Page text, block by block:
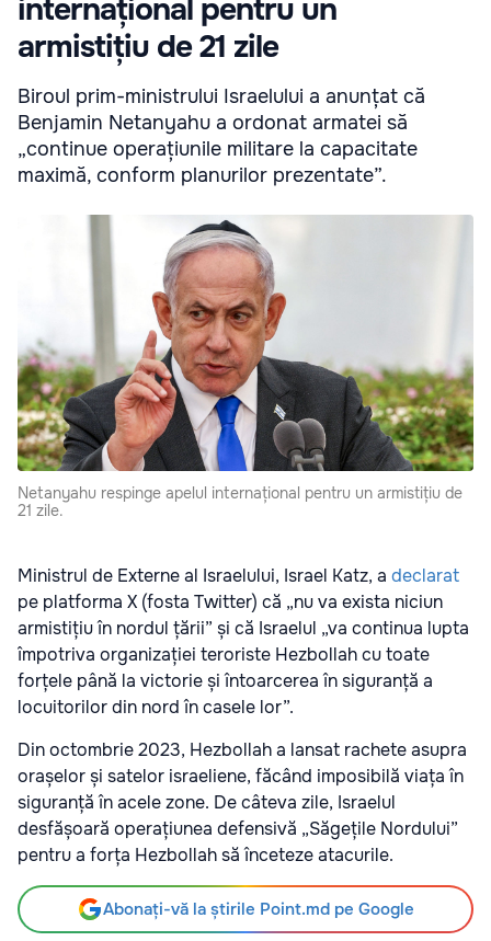
internațional pentru un
armistițiu de 21 zile
Biroul prim-ministrului Israelului a anunțat că
Benjamin Netanyahu a ordonat armatei să
„continue operațiunile militare la capacitate
maximă, conform planurilor prezentate”.
Netanyahu respinge apelul internațional pentru un armistițiu de
21 zile.
Ministrul de Externe al Israelului, Israel Katz, a declarat
pe platforma X (fosta Twitter) că „nu va exista niciun
armistițiu în nordul țării” și că Israelul „va continua lupta
împotriva organizației teroriste Hezbollah cu toate
forțele până la victorie și întoarcerea în siguranță a
locuitorilor din nord în casele lor”.
Din octombrie 2023, Hezbollah a lansat rachete asupra
orașelor și satelor israeliene, făcând imposibilă viața în
siguranță în acele zone. De câteva zile, Israelul
desfășoară operațiunea defensivă „Săgețile Nordului”
pentru a forța Hezbollah să înceteze atacurile.
Abonați-vă la știrile Point.md pe Google